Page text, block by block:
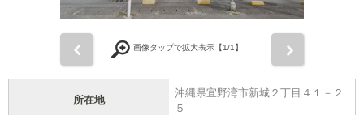
画像タップで拡大表示【1/1】
所在地
沖縄県宜野湾市新城２丁目４１－２
５